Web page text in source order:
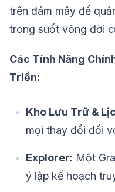
trên đám mây để
trong suốt vòng đời
Các Tính Năng
Triển:
Kho Lưu Trữ &
mọi thay đổi đối
Explorer: Một
ý lập kế hoạch